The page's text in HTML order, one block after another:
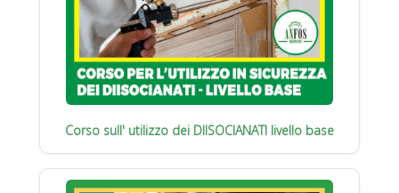
Corso sull' utilizzo dei DIISOCIANATI livello base